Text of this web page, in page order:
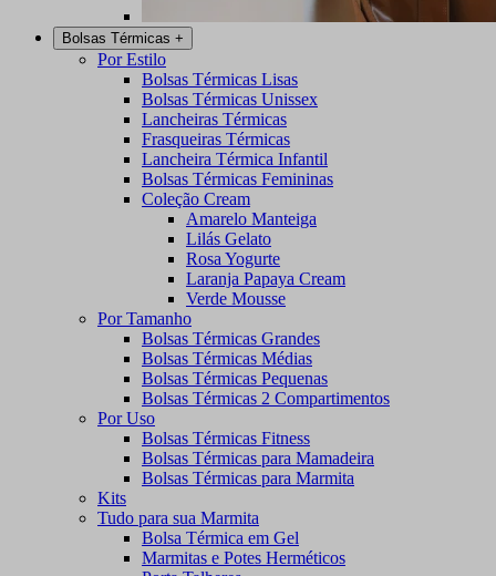
Bolsas Térmicas +
Por Estilo
Bolsas Térmicas Lisas
Bolsas Térmicas Unissex
Lancheiras Térmicas
Frasqueiras Térmicas
Lancheira Térmica Infantil
Bolsas Térmicas Femininas
Coleção Cream
Amarelo Manteiga
Lilás Gelato
Rosa Yogurte
Laranja Papaya Cream
Verde Mousse
Por Tamanho
Bolsas Térmicas Grandes
Bolsas Térmicas Médias
Bolsas Térmicas Pequenas
Bolsas Térmicas 2 Compartimentos
Por Uso
Bolsas Térmicas Fitness
Bolsas Térmicas para Mamadeira
Bolsas Térmicas para Marmita
Kits
Tudo para sua Marmita
Bolsa Térmica em Gel
Marmitas e Potes Herméticos